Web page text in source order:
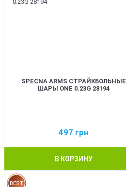
SPECNA ARMS СТРАЙКБОЛЬНЫЕ
ШАРЫ ONE 0.23G 28194
497 грн
В КОРЗИНУ
BEST